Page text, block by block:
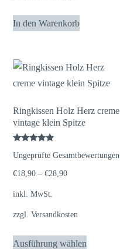
In den Warenkorb
Ringkissen Holz Herz creme
vintage klein Spitze
mit
von 5
Ungeprüfte Gesamtbewertungen
€18,90 –€28,90
inkl. MwSt.
zzgl.Versandkosten
Ausführung wählen
Dieses